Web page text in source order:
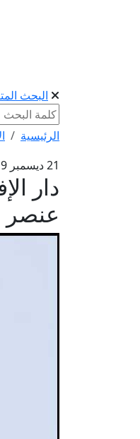
البحث
الرئيسية
21 ديسمبر 2019 م
دار
عنصر